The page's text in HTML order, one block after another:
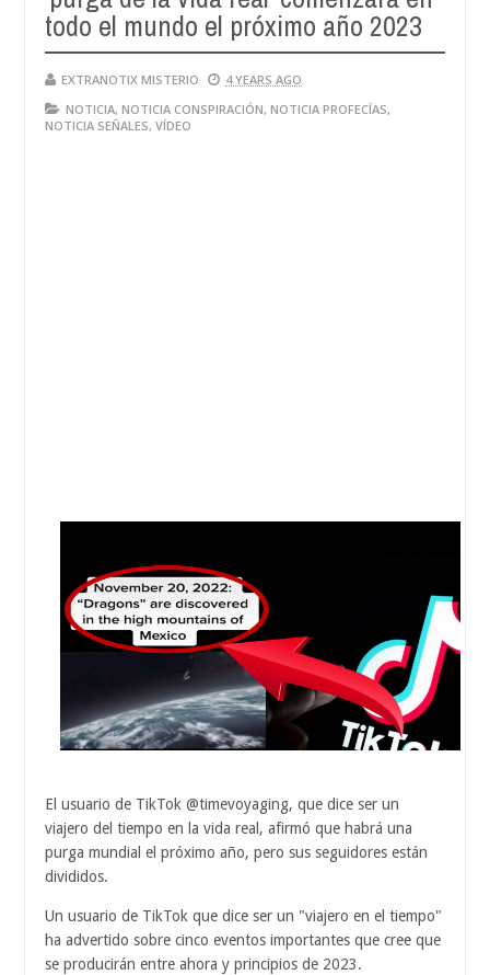
todo el mundo el próximo año 2023
EXTRANOTIX MISTERIO
4 YEARS AGO
NOTICIA, NOTICIA CONSPIRACIÓN, NOTICIA PROFECÍAS,
NOTICIA SEÑALES, VÍDEO
El usuario de TikTok @timevoyaging, que dice ser un
viajero del tiempo en la vida real, afirmó que habrá una
purga mundial el próximo año, pero sus seguidores están
divididos.
Un usuario de TikTok que dice ser un "viajero en el tiempo"
ha advertido sobre cinco eventos importantes que cree que
se producirán entre ahora y principios de 2023.